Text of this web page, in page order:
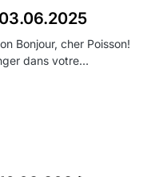
Bonjour, cher Poisson!
dans votre…